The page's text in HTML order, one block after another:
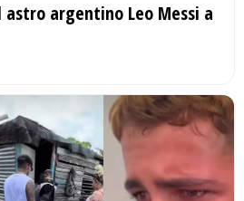
astro argentino Leo Messi a